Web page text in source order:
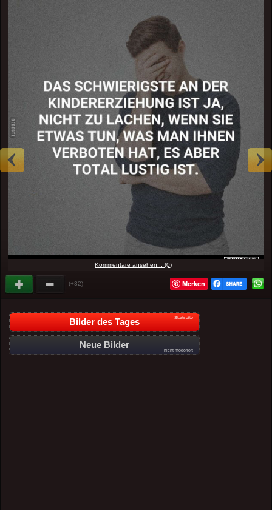
Kommentare ansehen... (0)
(+32) Merken
Bilder des Tages Startseite
Neue Bilder
nicht moderiert